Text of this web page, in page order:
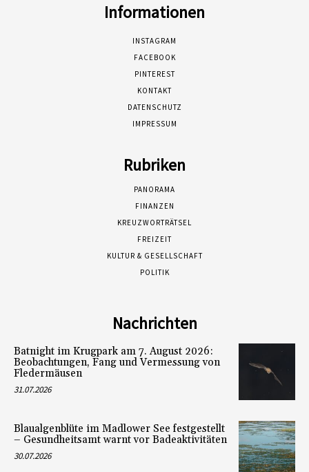
Informationen
INSTAGRAM
FACEBOOK
PINTEREST
KONTAKT
DATENSCHUTZ
IMPRESSUM
Rubriken
PANORAMA
FINANZEN
KREUZWORTRÄTSEL
FREIZEIT
KULTUR & GESELLSCHAFT
POLITIK
Nachrichten
Batnight im Krugpark am 7. August 2026:
Beobachtungen, Fang und Vermessung von
Fledermäusen
31.07.2026
Blaualgenblüte im Madlower See festgestellt
– Gesundheitsamt warnt vor Badeaktivitäten
30.07.2026